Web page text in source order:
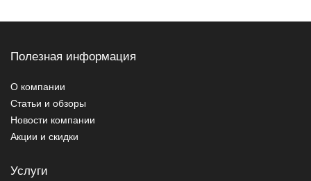
Полезная информация
О компании
Статьи и обзоры
Новости компании
Акции и скидки
Услуги